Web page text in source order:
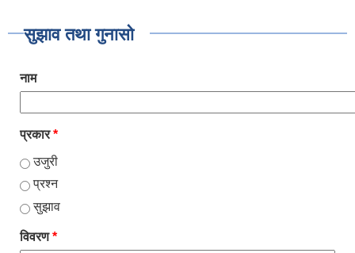
सुझाव तथा गुनासो
नाम
प्रकार*
उजुरी
प्रश्न
सुझाव
विवरण*